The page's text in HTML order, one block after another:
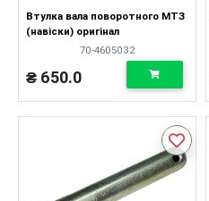
Втулка вала поворотного МТЗ
(навіски) оригінал
70-4605032
₴ 650.0